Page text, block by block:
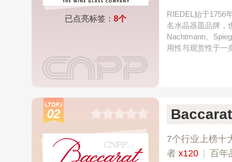
已点亮标签： 8个
RIEDEL始于1756
名水晶器皿品牌，
Nachtmann、
用性与观赏性于一
02 Baccarat
7个行业上榜十
者 x120 百年